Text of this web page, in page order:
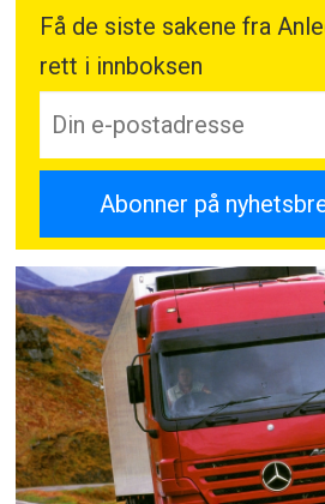
Få de siste sakene fra
rett i innboksen